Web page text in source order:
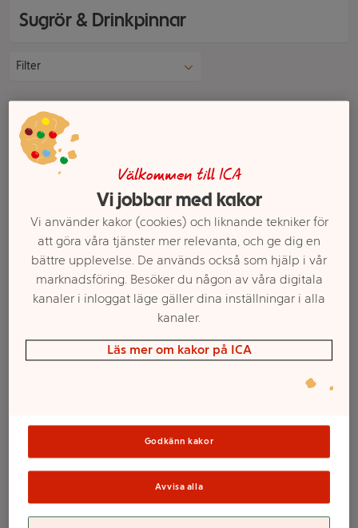
Sugrör & Drinkpinnar
Filter
Smoothiesugrör med
borste 8-p Happy Party
Välj butik
Sugrör Stjärnor 10-p
Festive
Välj butik
Välkommen till ICA
Vi jobbar med kakor
Vi använder kakor (cookies) och liknande tekniker för
att göra våra tjänster mer relevanta, och ge dig en
bättre upplevelse. De används också som hjälp i vår
marknadsföring. Besöker du någon av våra digitala
kanaler i inloggat läge gäller dina inställningar i alla
kanaler.
Läs mer om kakor på ICA
Godkänn kakor
Avvisa alla